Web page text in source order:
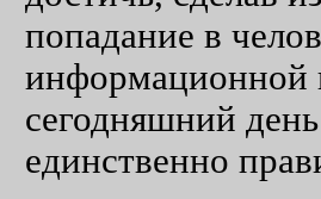
попадание в
информационной
сегодняшний
единственно